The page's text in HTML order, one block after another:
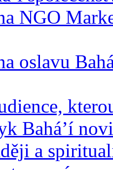
NGO
oslavu
Bahá’í
a